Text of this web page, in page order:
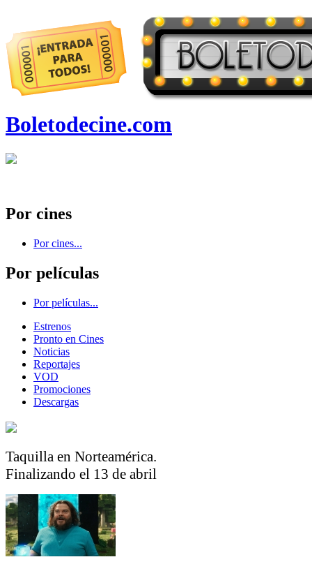
Boletodecine.com
Por cines
Por cines...
Por películas
Por películas...
Estrenos
Pronto en Cines
Noticias
Reportajes
VOD
Promociones
Descargas
Taquilla en Norteamérica.
Finalizando el 13 de abril